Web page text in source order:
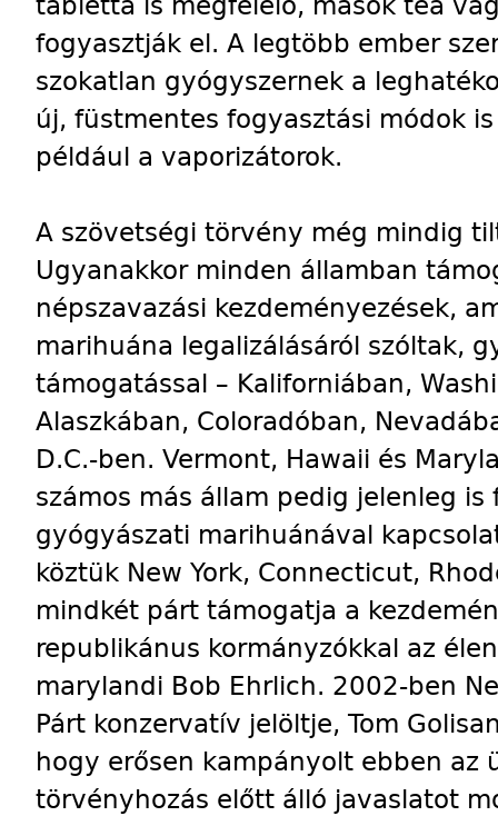
fogyasztják el. A legtöbb ember
szokatlan gyógyszernek a
új, füstmentes fogyasztási módok
például a vaporizátorok.
A szövetségi törvény még mindig
Ugyanakkor minden államban
népszavazási kezdeményezések,
marihuána legalizálásáról szóltak,
támogatással – Kaliforniában,
Alaszkában, Coloradóban,
D.C.-ben. Vermont, Hawaii és
számos más állam pedig jelenleg
gyógyászati marihuánával
köztük New York, Connecticut,
mindkét párt támogatja a
republikánus kormányzókkal az
marylandi Bob Ehrlich. 2002-ben
Párt konzervatív jelöltje, Tom
hogy erősen kampányolt ebben az
törvényhozás előtt álló javaslatot